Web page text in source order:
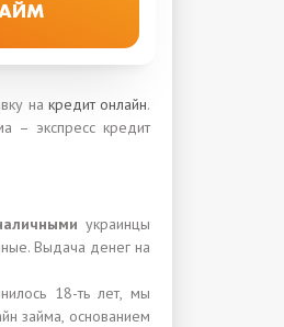
на кредит онлайн.
– экспресс кредит
украинцы
Выдача денег на
18-ть лет, мы
займа, основанием